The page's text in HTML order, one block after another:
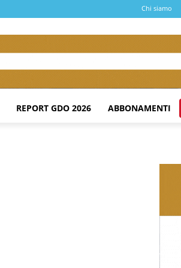
Chi siamo
REPORT GDO 2026 ABBONAMENTI